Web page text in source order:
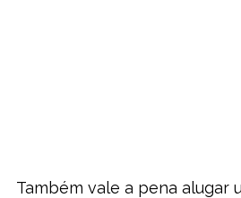
Também vale a pena alugar